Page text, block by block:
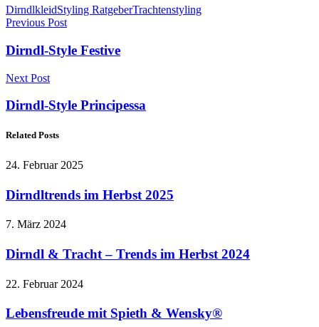
DirndlkleidStyling RatgeberTrachtenstyling
Previous Post
Dirndl-Style Festive
Next Post
Dirndl-Style Principessa
Related Posts
24. Februar 2025
Dirndltrends im Herbst 2025
7. März 2024
Dirndl & Tracht – Trends im Herbst 2024
22. Februar 2024
Lebensfreude mit Spieth & Wensky®